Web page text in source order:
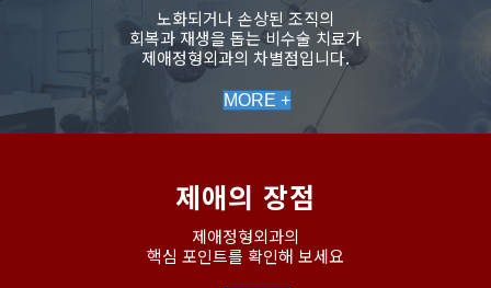
노화되거나 손상된 조직의
회복과 재생을 돕는 비수술 치료가
제애정형외과의 차별점입니다.
MORE +
제애의 장점
제애정형외과의
핵심 포인트를 확인해 보세요